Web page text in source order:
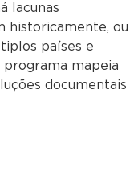
lacunas
historicamente, ou
países e
mapeia
documentais